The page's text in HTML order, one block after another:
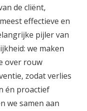
de cliënt,
effectieve en
pijler van
we maken
over rouw
zodat verlies
én proactief
we samen aan